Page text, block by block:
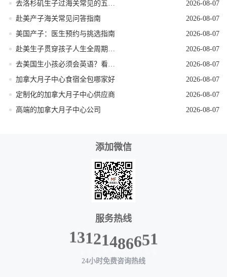
2026-08-07
赴美产子海关常见问答指南
2026-08-07
美国产子：医生预约与挑选指南
2026-08-07
2026-08-07
2026-08-07
加拿大月子中心食宿全包哪家好
2026-08-07
定制化的加拿大月子中心供应商
2026-08-07
高端的加拿大月子中心公司
2026-08-07
添加微信
服务热线
13121 486651
24小时免费咨询热线